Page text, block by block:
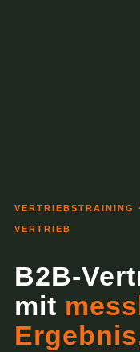
VERTRIEBSTRAINING
VERTRIEB
B2B-
mit